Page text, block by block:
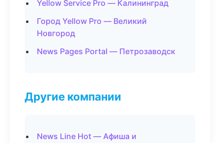
Yellow Service Pro — Калининград
Город Yellow Pro — Великий
Новгород
News Pages Portal — Петрозаводск
Другие компании
News Line Hot — Афиша и